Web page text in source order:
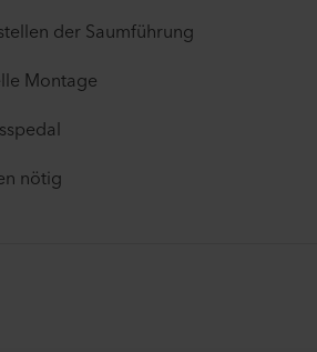
der Saumführung
Montage
nötig